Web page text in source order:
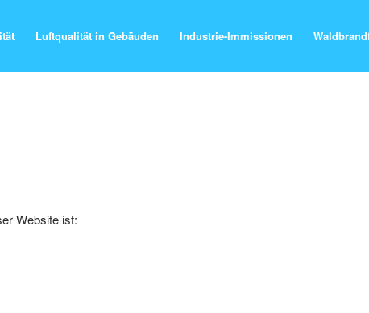
Luftqualität in Gebäuden Industrie-Immissionen
Website ist: